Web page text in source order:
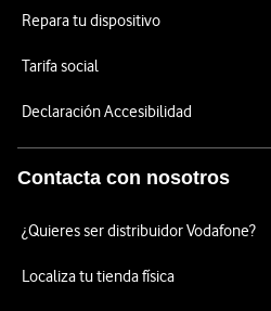
Repara tu dispositivo
Tarifa social
Declaración Accesibilidad
Contacta con nosotros
¿Quieres ser distribuidor Vodafone?
Localiza tu tienda física